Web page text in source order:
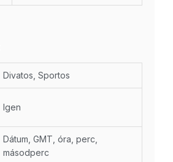
Divatos, Sportos
Igen
Dátum, GMT, óra, perc,
másodperc